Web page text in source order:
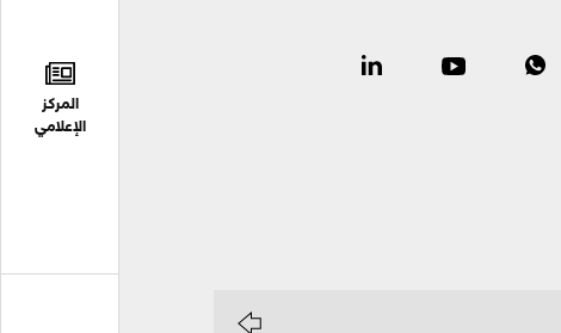
المركز
الإعلامي